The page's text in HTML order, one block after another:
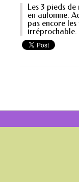
Les 3 pieds
en automne.
pas encore
irréprochable.